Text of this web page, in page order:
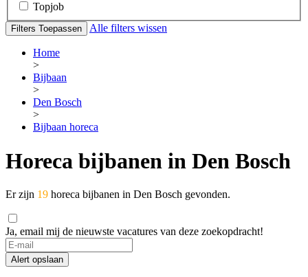
Topjob
Filters Toepassen Alle filters wissen
Home
>
Bijbaan
>
Den Bosch
>
Bijbaan horeca
Horeca bijbanen in Den Bosch
Er zijn 19 horeca bijbanen in Den Bosch gevonden.
Ja, email mij de nieuwste vacatures van deze zoekopdracht!
Alert opslaan